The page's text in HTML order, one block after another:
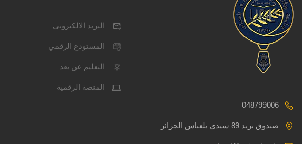
048799006
صندوق بريد 89 سيدي بلعباس الجزائر
البريد الالكتروني
المستودع الرقمي
التعليم عن بعد
المنصة الرقمية